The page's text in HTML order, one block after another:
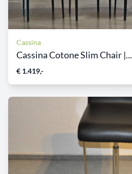
Cassina
Cassina Cotone Slim Chair |...
€ 1.419,-